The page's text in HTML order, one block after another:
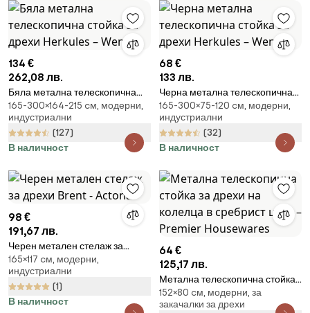
134 €
262,08 лв.
Бяла метална телескопична
стойка за дрехи Herkules –
Wenko
165-300×164-215 cм, модерни,
индустриални
(127)
В наличност
68 €
133 лв.
Черна метална телескопична
стойка за дрехи Herkules –
Wenko
165-300×75-120 cм, модерни,
индустриални
(32)
В наличност
98 €
191,67 лв.
Черен метален стелаж за
дрехи Brent - Actona
165×117 cм, модерни,
индустриални
(1)
В наличност
64 €
125,17 лв.
Метална телескопична стойка
за дрехи на колелца в сребрист
цвят – Premier Housewares
152×80 cм, модерни, за
закачалки за дрехи